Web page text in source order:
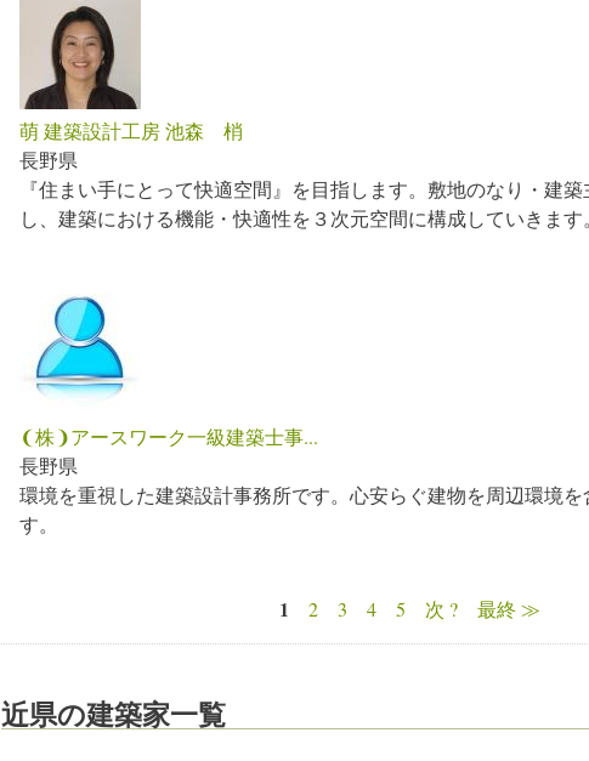
萌 建築設計工房 池森 梢
長野県
『住まい手にとって快適空間』を目指します。敷地のなり・建
し、建築における機能・快適性を３次元空間に構成していきます。
❨株❩アースワーク一級建築士事...
長野県
環境を重視した建築設計事務所です。心安らぐ建物を周辺環境を
す。
1 2 3 4 5 次 ? 最終 ≫
近県の建築家一覧